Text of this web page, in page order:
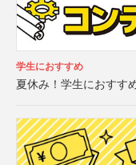
学生におすすめ
夏休み！学生におすす